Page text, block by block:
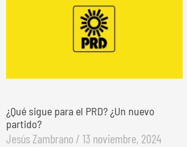
¿Qué sigue para el PRD? ¿Un nuevo
partido?
Jesús Zambrano 13 noviembre, 2024